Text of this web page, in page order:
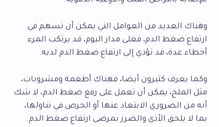
وهناك العديد من العوامل التي يمكن أن تسهم في
ارتفاع ضغط الدم، فعلى مدار اليوم، قد يرتكب المرء
أخطاء عدة، قد تؤدي إلى ارتفاع ضغط الدم لديه.
وكما يعرف كثيرون أيضا، فهناك أطعمة ومشروبات،
مثل الملح، يمكن أن تعمل على رفع ضغط الدم، لا شك
أنه من الضروري الابتعاد عنها أو الحرص في تناولها،
بما لا يلحق الأذى والضرر بمرضى ارتفاع ضغط الدم.